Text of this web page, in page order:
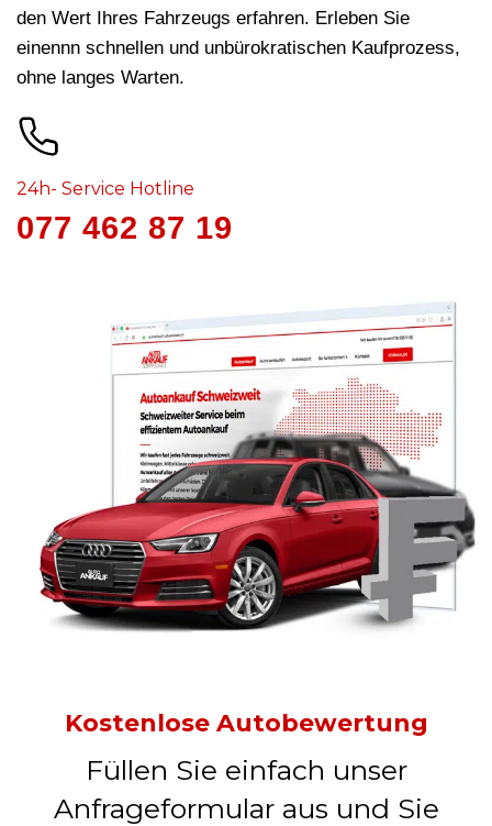
den Wert Ihres Fahrzeugs erfahren. Erleben Sie
einennn schnellen und unbürokratischen Kaufprozess,
ohne langes Warten.
24h- Service Hotline
077 462 87 19
Kostenlose Autobewertung
Füllen Sie einfach unser
Anfrageformular aus und Sie